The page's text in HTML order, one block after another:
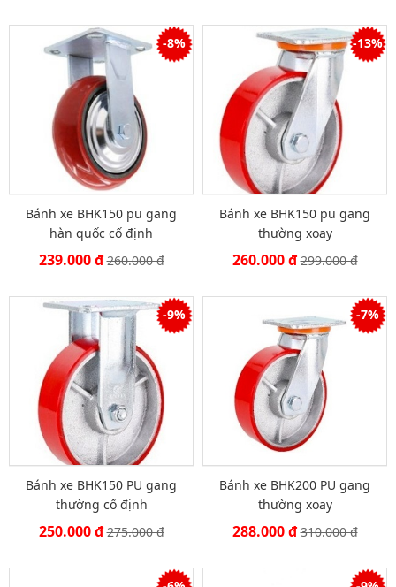
-8%
Bánh xe BHK150 pu gang
hàn quốc cố định
239.000 đ260.000 đ
-13%
Bánh xe BHK150 pu gang
thường xoay
260.000 đ299.000 đ
-9%
Bánh xe BHK150 PU gang
thường cố định
250.000 đ275.000 đ
-7%
Bánh xe BHK200 PU gang
thường xoay
288.000 đ310.000 đ